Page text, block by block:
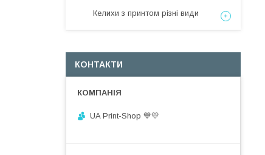
Келихи з принтом різні види
КОНТАКТИ
UA Print-Shop ​💙💛